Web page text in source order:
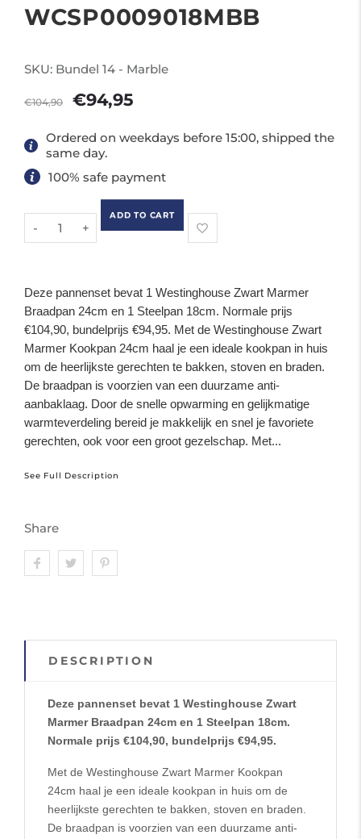
WCSP0009018MBB
SKU: Bundel 14 - Marble
€104,90 €94,95
Ordered on weekdays before 15:00, shipped the
same day.
100% safe payment
- +
Deze pannenset bevat 1 Westinghouse Zwart Marmer
Braadpan 24cm en 1 Steelpan 18cm. Normale prijs
€104,90, bundelprijs €94,95. Met de Westinghouse Zwart
Marmer Kookpan 24cm haal je een ideale kookpan in huis
om de heerlijkste gerechten te bakken, stoven en braden.
De braadpan is voorzien van een duurzame anti-
aanbaklaag. Door de snelle opwarming en gelijkmatige
warmteverdeling bereid je makkelijk en snel je favoriete
gerechten, ook voor een groot gezelschap. Met...
See Full Description
Share
DESCRIPTION
Deze pannenset bevat 1 Westinghouse Zwart
Marmer Braadpan 24cm en 1 Steelpan 18cm.
Normale prijs €104,90, bundelprijs €94,95.
Met de Westinghouse Zwart Marmer Kookpan
24cm haal je een ideale kookpan in huis om de
heerlijkste gerechten te bakken, stoven en braden.
De braadpan is voorzien van een duurzame anti-